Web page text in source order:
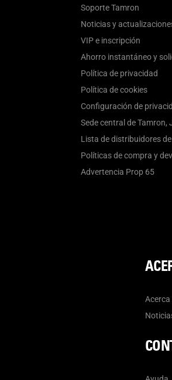
Soporte Tamron
Noticias y
VIP e inscripción
Ahorro instantáneo y
Política de privacidad
Política de cookies
Configuración de
Sede central de Tamron,
Lista de distribuidores
Políticas de compra y
Advertencia Prop 65
Acerca